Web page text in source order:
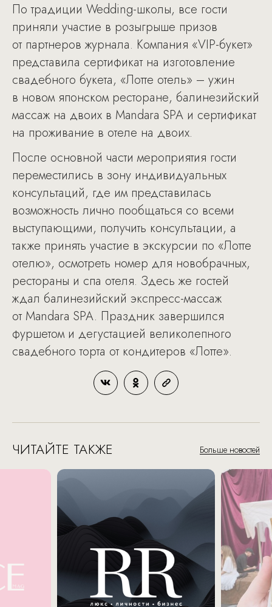
По традиции Wedding-школы, все гости
приняли участие в розыгрыше призов
от партнеров журнала. Компания «VIP-букет»
представила сертификат на изготовление
свадебного букета, «Лотте отель» – ужин
в новом японском ресторане, балинезийский
массаж на двоих в Mandara SPA и сертификат
на проживание в отеле на двоих.
После основной части мероприятия гости
переместились в зону индивидуальных
консультаций, где им представилась
возможность лично пообщаться со всеми
выступающими, получить консультации, а
также принять участие в экскурсии по «Лотте
отелю», осмотреть номер для новобрачных,
рестораны и спа отеля. Здесь же гостей
ждал балинезийский экспресс-массаж
от Mandara SPA. Праздник завершился
фуршетом и дегустацией великолепного
свадебного торта от кондитеров «Лотте».
ЧИТАЙТЕ ТАКЖЕ Больше новостей